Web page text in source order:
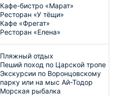
Кафе-бистро «Марат»
Ресторан «У тёщи»
Кафе «Фрегат»
Ресторан «Елена»
Пляжный отдых
Пеший поход по Царской тропе
Экскурсии по Воронцовскому
парку или на мыс Ай-Тодор
Морская рыбалка